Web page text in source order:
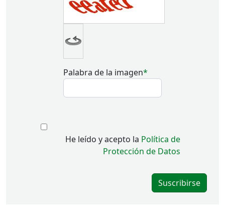
Palabra de la imagen
He leído y acepto la Política de
Protección de Datos